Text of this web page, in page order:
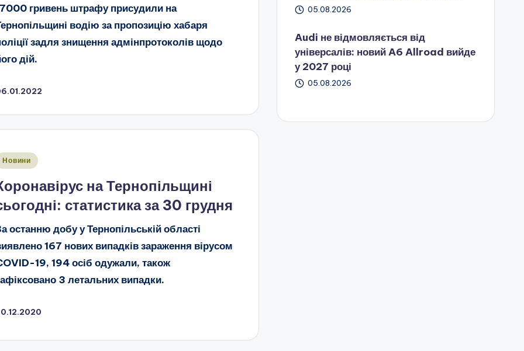
гривень штрафу присудили на
водію за пропозицію хабаря
задля знищення адмінпротоколів щодо
дій.
Новини
на Тернопільщині
статистика за 30 грудня
останню добу у Тернопільській області
167 нових випадків зараження вірусом
19, 194 осіб одужали, також
3 летальних випадки.
05.08.2026
Audi не відмовляється від
універсалів: новий A6 Allroad вийде
у 2027 році
05.08.2026